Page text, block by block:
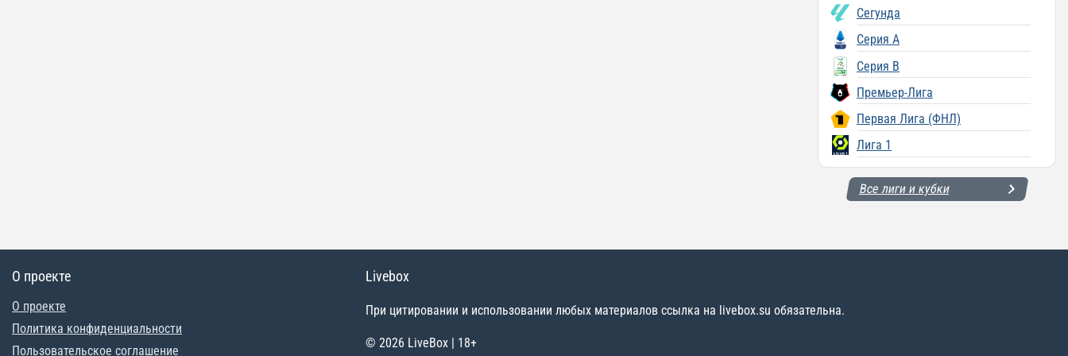
Сегунда
Серия A
Серия B
Премьер-Лига
Первая Лига (ФНЛ)
Лига 1
Все лиги и кубки
О проекте
О проекте
Политика конфиденциальности
Пользовательское соглашение
Livebox
При цитировании и использовании любых материалов ссылка на livebox.su обязательна.
© 2026 LiveBox | 18+